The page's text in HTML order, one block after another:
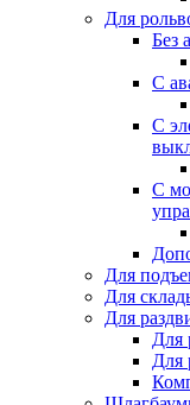
Для
Без
С
С
С
Для
Для
Для
Для
Для